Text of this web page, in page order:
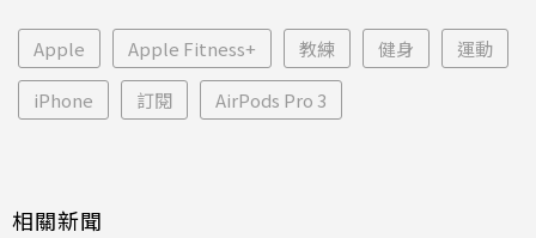
Apple Apple Fitness+ 教練 健身 運動
iPhone 訂閱 AirPods Pro 3
相關新聞